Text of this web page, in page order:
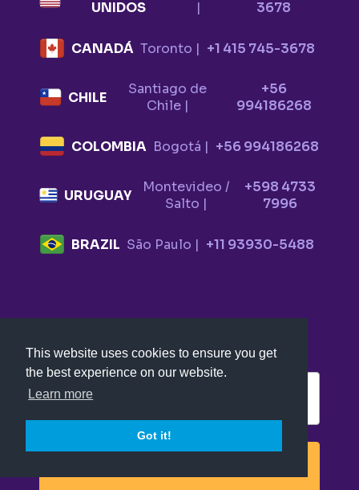
This website uses cookies to ensure you get
the best experience on our website.
Learn more
Got it!
UNIDOS
|
3678
CANADÁ Toronto | +1 415 745-3678
CHILE
Santiago de
Chile |
+56
994186268
COLOMBIA Bogotá | +56 994186268
URUGUAY
Montevideo /
Salto |
+598 4733
7996
BRAZIL São Paulo | +11 93930-5488